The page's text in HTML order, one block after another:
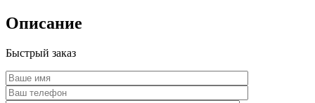
Описание
Быстрый заказ